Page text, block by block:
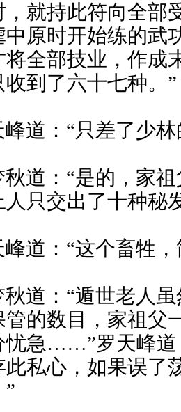
，就持此符向全部
中原时开始练的武
将全部技业，作成
收到了六十七种。”
道：“只差了少林
道：“是的，家
人只交出了十种秘
道：“这个畜牲，
道：“遁世老人
管的数目，家祖父
忧急……”罗天峰道
此私心，如果误了